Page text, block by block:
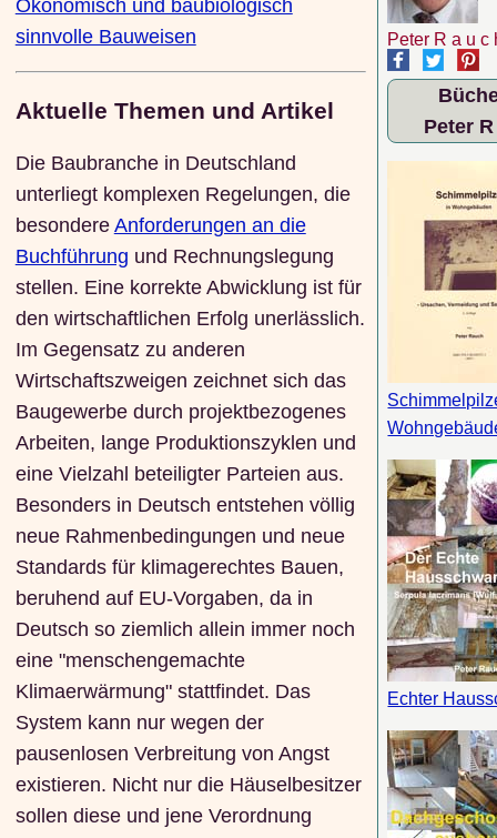
Ökonomisch und baubiologisch
sinnvolle Bauweisen
Aktuelle Themen und Artikel
Die Baubranche in Deutschland
unterliegt komplexen Regelungen, die
besondere Anforderungen an die
Buchführung und Rechnungslegung
stellen. Eine korrekte Abwicklung ist für
den wirtschaftlichen Erfolg unerlässlich.
Im Gegensatz zu anderen
Wirtschaftszweigen zeichnet sich das
Baugewerbe durch projektbezogenes
Arbeiten, lange Produktionszyklen und
eine Vielzahl beteiligter Parteien aus.
Besonders in Deutsch entstehen völlig
neue Rahmenbedingungen und neue
Standards für klimagerechtes Bauen,
beruhend auf EU-Vorgaben, da in
Deutsch so ziemlich allein immer noch
eine "menschengemachte
Klimaerwärmung" stattfindet. Das
System kann nur wegen der
pausenlosen Verbreitung von Angst
existieren. Nicht nur die Häuselbesitzer
sollen diese und jene Verordnung
Peter R a u c
Peter
Echter